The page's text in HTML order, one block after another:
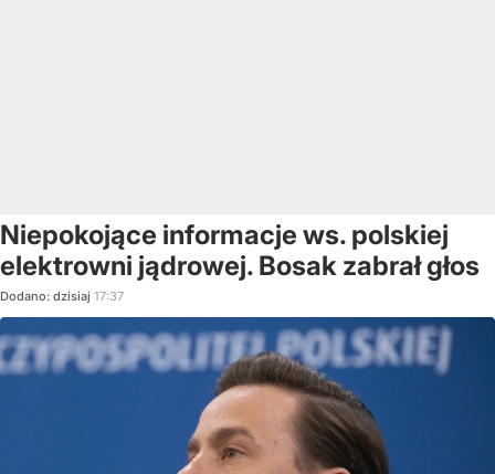
Niepokojące informacje ws. polskiej
elektrowni jądrowej. Bosak zabrał głos
Dodano: dzisiaj 17:37